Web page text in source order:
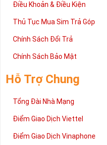
Điều Khoản & Điều Kiện
Thủ Tục Mua Sim Trả Góp
Chính Sách Đổi Trả
Chính Sách Bảo Mật
Hỗ Trợ Chung
Tổng Đài Nhà Mạng
Điểm Giao Dịch Viettel
Điểm Giao Dịch Vinaphone